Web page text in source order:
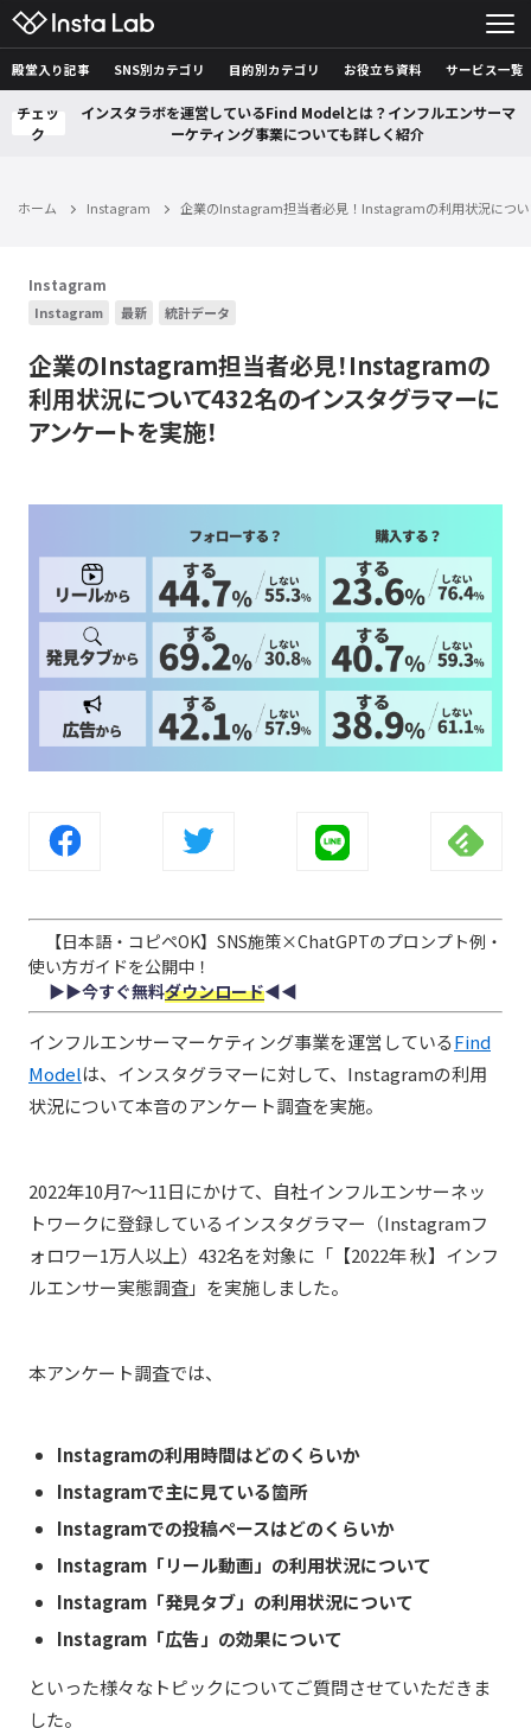
殿堂入り記事 SNS別カテゴリ 目的別カテゴリ お役立ち資料 サービス一覧
チェッ
ク
インスタラボを運営しているFind Modelとは？インフルエンサーマ
ーケティング事業についても詳しく紹介
ホーム Instagram 企業のInstagram担当者必見！Instagramの利用状況につ
Instagram
Instagram 最新 統計データ
企業のInstagram担当者必見！Instagramの
利用状況について432名のインスタグラマーに
アンケートを実施！
【日本語・コピペOK】SNS施策×ChatGPTのプロンプト例・
使い方ガイドを公開中！
▶︎▶︎今すぐ無料ダウンロード◀︎◀︎
インフルエンサーマーケティング事業を運営しているFind
Modelは、インスタグラマーに対して、Instagramの利用
状況について本音のアンケート調査を実施。
2022年10月7〜11日にかけて、自社インフルエンサーネッ
トワークに登録しているインスタグラマー（Instagramフ
ォロワー1万人以上）432名を対象に「【2022年 秋】インフ
ルエンサー実態調査」を実施しました。
本アンケート調査では、
Instagramの利用時間はどのくらいか
Instagramで主に見ている箇所
Instagramでの投稿ペースはどのくらいか
Instagram「リール動画」の利用状況について
Instagram「発見タブ」の利用状況について
Instagram「広告」の効果について
といった様々なトピックについてご質問させていただきま
した。